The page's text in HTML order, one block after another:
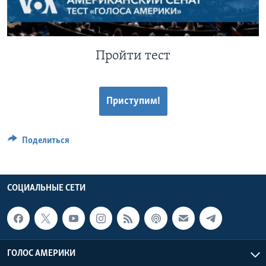
Learning English
Пройти тест
Приступим!
Поделиться
СОЦИАЛЬНЫЕ СЕТИ
ГОЛОС АМЕРИКИ